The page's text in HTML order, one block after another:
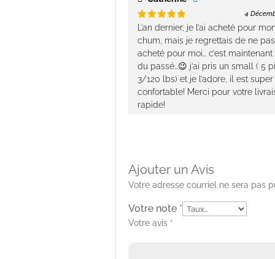
peuvent
choisies
produit
Note5
4
L’an dernier, je l’ai acheté pour mon
chum, mais je regrettais de ne pas
acheté pour moi… c’est
du passé…😉 j’ai pris un small ( 5 pi
3/120 lbs) et je l’adore, il est super
confortable! Merci pour votre
rapide!
Ajouter un Avis
Votre adresse courriel ne sera pas
Votre note *
Votre avis *